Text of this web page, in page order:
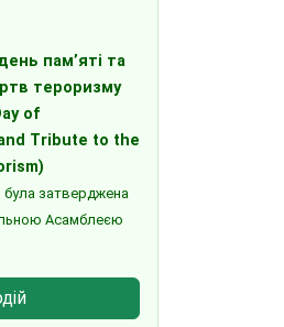
пам’яті та
тероризму
of
Tribute to the
затверджена
Асамблеєю